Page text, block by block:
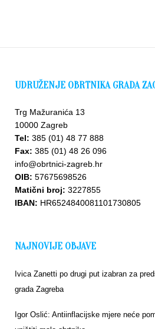
Upišite
se u
bazu
UDRUŽENJE OBRTNIKA GRADA
Trg Mažuranića 13
10000 Zagreb
Tel: 385 (01) 48 77 888
Fax: 385 (01) 48 26 096
info@obrtnici-zagreb.hr
OIB: 57675698526
Matični broj: 3227855
IBAN: HR6524840081101730805
NAJNOVIJE OBJAVE
Ivica Zanetti po drugi put izabran za
grada Zagreba
Igor Oslić: Antiinflacijske mjere neće